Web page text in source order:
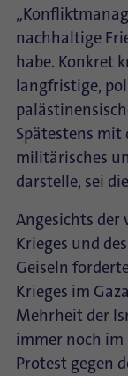
nachhaltige
habe. Konkret
langfristige,
Spätestens mit
militärisches
darstelle, sei
Angesichts der
Krieges und
Geiseln
Krieges im
Mehrheit der
immer noch im
Protest gegen